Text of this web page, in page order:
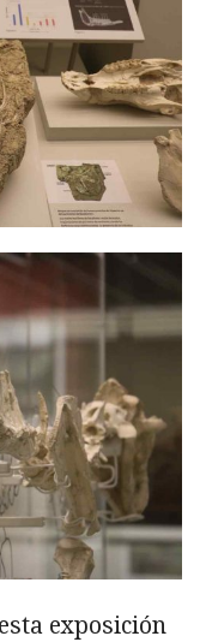
exposición